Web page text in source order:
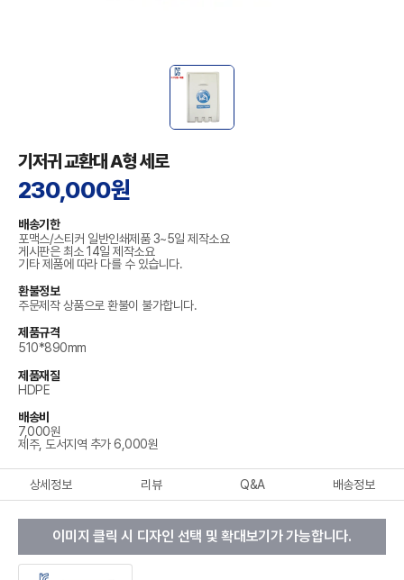
기저귀 교환대 A형 세로
230,000원
배송기한
포맥스/스티커 일반인쇄제품 3~5일 제작소요
게시판은 최소 14일 제작소요
기타 제품에 따라 다를 수 있습니다.
환불정보
주문제작 상품으로 환불이 불가합니다.
제품규격
510*890mm
제품재질
HDPE
배송비
7,000원
제주, 도서지역 추가 6,000원
상세정보 리뷰 Q&A 배송정보
이미지 클릭 시 디자인 선택 및 확대보기가 가능합니다.